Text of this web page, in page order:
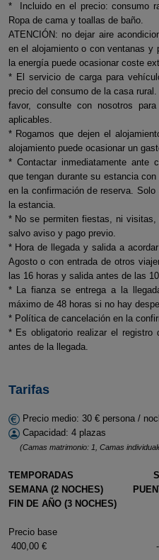
* Incluido en el precio: consumo
Ropa de cama y toallas de baño.
ATENCIÓN: no dejar aire
en el alojamiento o con ventanas y
la energía puede ocasionar coste
* El servicio de carga para
precio del consumo de la casa
favor, consulte con nosotros
aplicables.
* Rogamos que dejen el
alojamiento puede ocasionar un
* Contactar inmediatamente ante
que tengan durante su estancia
en la confirmación de reserva.
la estancia.
* No se permiten fiestas, ni
salvo aviso y pago previo.
* Hora de llegada y salida a
Agosto o con entrada de otros
las 16 horas y salida antes de las
* La fianza se entrega a la
máximo de 48 horas si no hay
* Política de cancelación en la
* Es obligatorio realizar el registro
antes de la llegada.
Tarifas
Precio medio: 30 € persona /
Capacidad: 4 plazas
(Camas matrimonio: 1, Camas
TEMPORADAS
SEMANA (2 NOCHES)
FIN DE AÑO (3 NOCHES)
Precio
400,00